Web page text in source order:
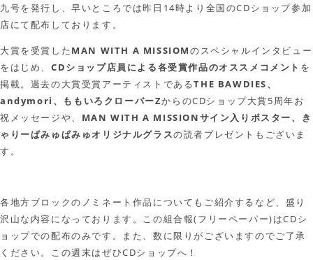
九号を発行し、早いところでは昨日14時より全国のCDショップ参加
店にて配布しております。
大賞を受賞したMAN WITH A MISSIOMのスペシャルインタビュー
をはじめ、 CDショップ店員による各受賞作品のオススメコメント を
掲載。過去の大賞受賞アーティストであるTHE BAWDIES、
andymori、ももいろクローバーZからのCDショップ大賞5周年お
祝メッセージや、 MAN WITH A MISSIONサイン入りポスター、き
ゃりーぱみゅぱみゅオリジナルグラスの読者プレゼントもございま
す。
各地方ブロックのノミネート作品についてもご紹介するなど、盛り
沢山な内容になっております。この組合報(フリーペーパー)はCDシ
ョップでの配布のみです。また、数に限りがございますのでご了承
ください。この週末はぜひCDショップへ！